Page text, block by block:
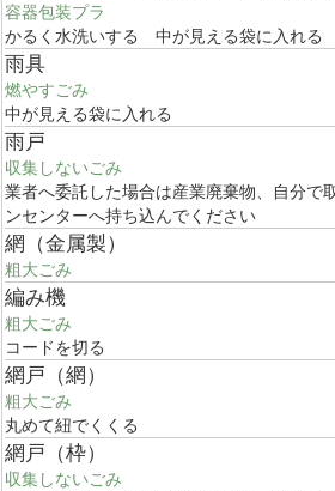
容器包装プラ
かるく水洗いする 中が見える袋に入れる
雨具
燃やすごみ
中が見える袋に入れる
雨戸
収集しないごみ
業者へ委託した場合は産業廃棄物、自分で
ンセンターへ持ち込んでください
網（金属製）
粗大ごみ
編み機
粗大ごみ
コードを切る
網戸（網）
粗大ごみ
丸めて紐でくくる
網戸（枠）
収集しないごみ